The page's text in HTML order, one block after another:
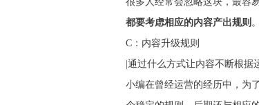
都要考虑相应的内容产出规则 。
C：内容升级规则
|通过什么方式让内容不断根据
小编在曾经运营的经历中，为